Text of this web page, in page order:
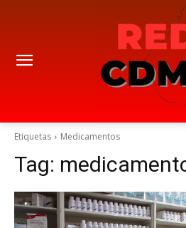
Etiquetas Medicamentos
Tag: